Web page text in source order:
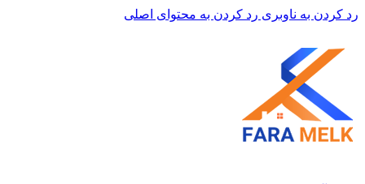
رد کردن به ناوبری رد کردن به محتوای اصلی